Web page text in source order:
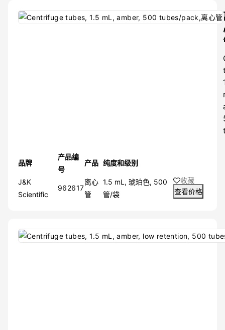
品牌
产品编
号
产品 纯度和级别
J&K
Scientific
962617
离心
管
1.5 mL, 琥珀色, 500
管/袋
收藏
查看价格